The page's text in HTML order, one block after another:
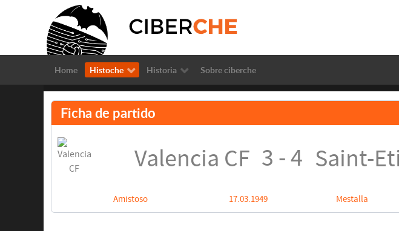
Home Histoche Historia Sobre ciberche
Ficha de partido
Valencia CF 3 - 4 Saint-
Amistoso 17.03.1949 Mestalla